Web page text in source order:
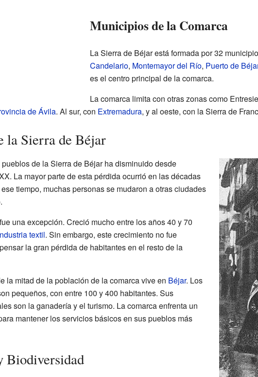
Municipios de la Comarca
La Sierra de Béjar está formada por 32
Candelario, Montemayor del Río, Puerto de
es el centro principal de la comarca.
La comarca limita con otras zonas como
de Ávila. Al sur, con Extremadura, y al oeste, con la Sierra de
la Sierra de Béjar
de la Sierra de Béjar ha disminuido desde
La mayor parte de esta pérdida ocurrió en las décadas
tiempo, muchas personas se mudaron a otras ciudades
una excepción. Creció mucho entre los años 40 y 70
textil. Sin embargo, este crecimiento no fue
la gran pérdida de habitantes en el resto de la
la mitad de la población de la comarca vive en Béjar. Los
pequeños, con entre 100 y 400 habitantes. Sus
son la ganadería y el turismo. La comarca enfrenta un
mantener los servicios básicos en sus pueblos más
Biodiversidad